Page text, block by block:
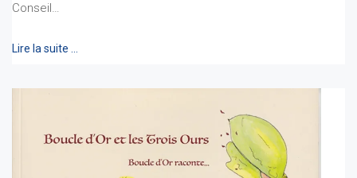
Conseil…
Lire la suite …